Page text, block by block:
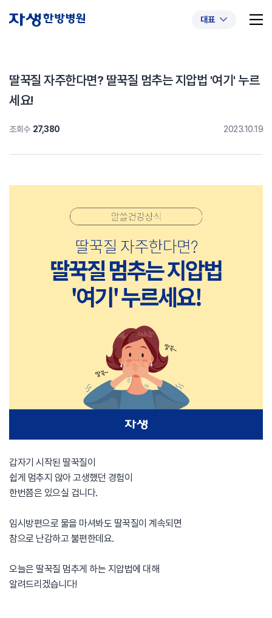
대표
#목디스크
#추나요법
딸꾹질 자주한다면? 딸꾹질 멈추는 지압법 '여기' 누르
세요!
조회수 27,380 2023.10.19
갑자기 시작된 딸꾹질이​
쉽게 멈추지 않아 고생했던 경험이​
한번쯤은 있으실 겁니다. ​
임시방편으로 물을 마셔봐도 딸꾹질이 계속되면​
참으로 난감하고 불편한데요.
오늘은 딸꾹질 멈추게 하는 지압법에 대해​
알려드리겠습니다!